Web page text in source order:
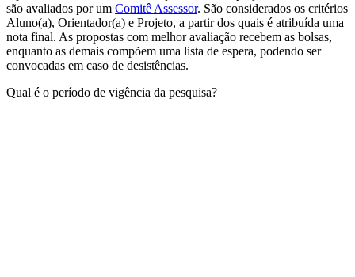
são avaliados por um Comitê Assessor. São considerados os critérios
Aluno(a), Orientador(a) e Projeto, a partir dos quais é atribuída uma
nota final. As propostas com melhor avaliação recebem as bolsas,
enquanto as demais compõem uma lista de espera, podendo ser
convocadas em caso de desistências.
Qual é o período de vigência da pesquisa?